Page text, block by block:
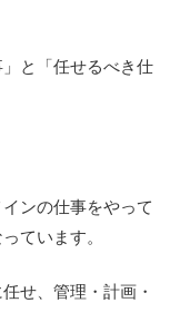
と「任せるべき仕
ンの仕事をやって
ています。
せ、管理・計画・